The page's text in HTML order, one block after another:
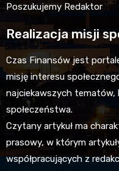
Poszukujemy Redaktor
Realizacja misji
Czas Finansów jest
misję interesu
najciekawszych tematów,
społeczeństwa.
Czytany artykuł ma
prasowy, w którym
współpracujących z